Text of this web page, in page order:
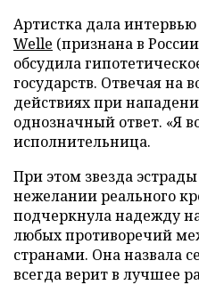
Артистка дала
Welle (признана в
обсудила
государств. Отвечая на
действиях при
однозначный ответ. «Я
исполнительница.
При этом звезда
нежелании реального
подчеркнула надежду
любых противоречий
странами. Она назвала
всегда верит в лучшее